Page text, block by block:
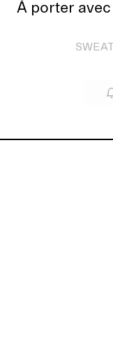
À porter avec
Épuisé